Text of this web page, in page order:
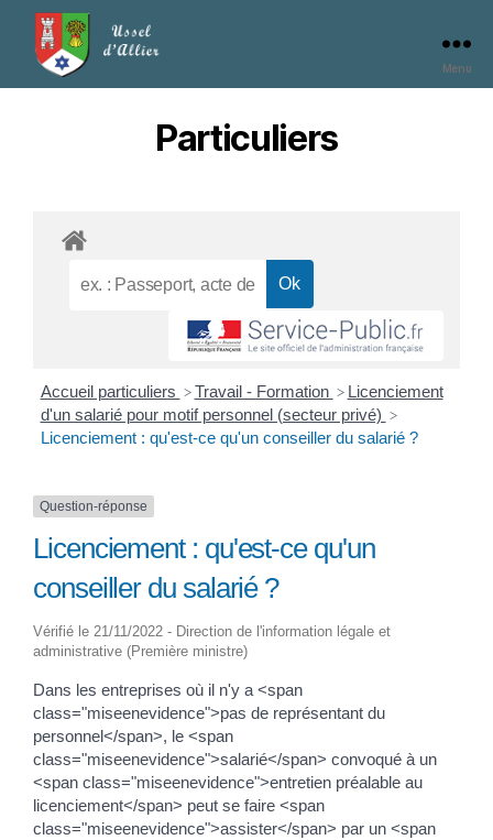
Menu
Particuliers
Accueil particuliers > Travail - Formation > Licenciement
d'un salarié pour motif personnel (secteur privé) >
Licenciement : qu'est-ce qu'un conseiller du salarié ?
Question-réponse
Licenciement : qu'est-ce qu'un
conseiller du salarié ?
Vérifié le 21/11/2022 - Direction de l'information légale et
administrative (Première ministre)
Dans les entreprises où il n'y a <span
class="miseenevidence">pas de représentant du
personnel</span>, le <span
class="miseenevidence">salarié</span> convoqué à un
<span class="miseenevidence">entretien préalable au
licenciement</span> peut se faire <span
class="miseenevidence">assister</span> par un <span